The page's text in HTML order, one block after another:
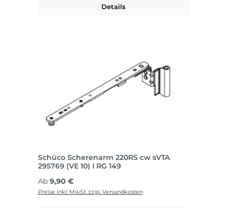
Details
Schüco Scherenarm 220RS cw sVTA
295769 (VE 10) I RG 149
Regulärer Preis:
Ab 9,90 €
Preise inkl. MwSt. zzgl. Versandkosten